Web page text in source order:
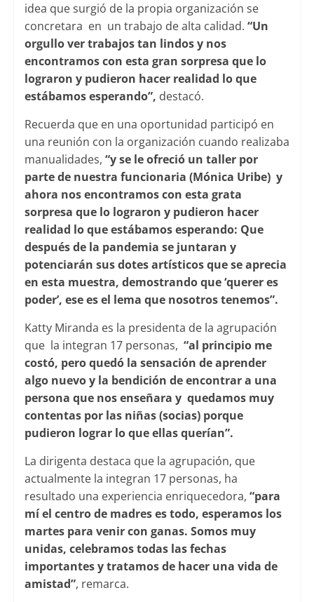
idea que surgió de la propia organización se
concretara en un trabajo de alta calidad. “Un
orgullo ver trabajos tan lindos y nos
encontramos con esta gran sorpresa que lo
lograron y pudieron hacer realidad lo que
estábamos esperando”, destacó.
Recuerda que en una oportunidad participó en
una reunión con la organización cuando realizaba
manualidades, “y se le ofreció un taller por
parte de nuestra funcionaria (Mónica Uribe) y
ahora nos encontramos con esta grata
sorpresa que lo lograron y pudieron hacer
realidad lo que estábamos esperando: Que
después de la pandemia se juntaran y
potenciarán sus dotes artísticos que se aprecia
en esta muestra, demostrando que ‘querer es
poder’, ese es el lema que nosotros tenemos”.
Katty Miranda es la presidenta de la agrupación
que la integran 17 personas, “al principio me
costó, pero quedó la sensación de aprender
algo nuevo y la bendición de encontrar a una
persona que nos enseñara y quedamos muy
contentas por las niñas (socias) porque
pudieron lograr lo que ellas querían”.
La dirigenta destaca que la agrupación, que
actualmente la integran 17 personas, ha
resultado una experiencia enriquecedora, “para
mí el centro de madres es todo, esperamos los
martes para venir con ganas. Somos muy
unidas, celebramos todas las fechas
importantes y tratamos de hacer una vida de
amistad”, remarca.